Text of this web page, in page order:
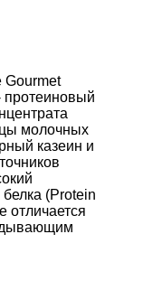
Gourmet
протеиновый
молочных
казеин и
(Protein
отличается